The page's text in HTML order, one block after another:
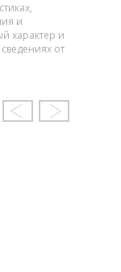
и
характер и
от